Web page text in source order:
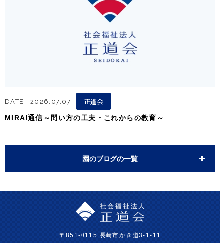
DATE : 2026.07.07 正道会
MIRAI通信～問い方の工夫・これからの教育～
園のブログの一覧
〒851-0115 長崎市かき道3-1-11